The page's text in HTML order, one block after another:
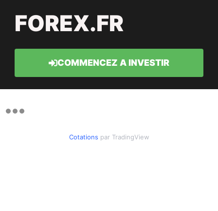
FOREX.FR
COMMENCEZ A INVESTIR
Cotations par TradingView